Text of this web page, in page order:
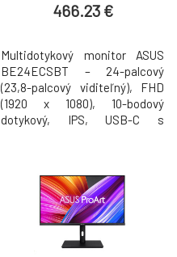
466.23 €
Multidotykový monitor ASUS
BE24ECSBT – 24-palcový
(23,8-palcový viditeľný), FHD
(1920 x 1080), 10-bodový
dotykový, IPS, USB-C s
stojan, Eye Care, Low Modré
svetlo, bez blikania, montáž na
stenu, automatické
nastavenie jasu 23,8-palcový